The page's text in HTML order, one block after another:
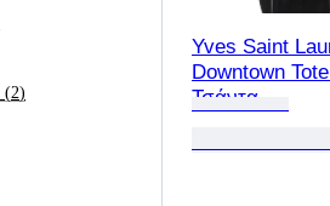
(2)
Yves Saint
Downtown
Τσάντα